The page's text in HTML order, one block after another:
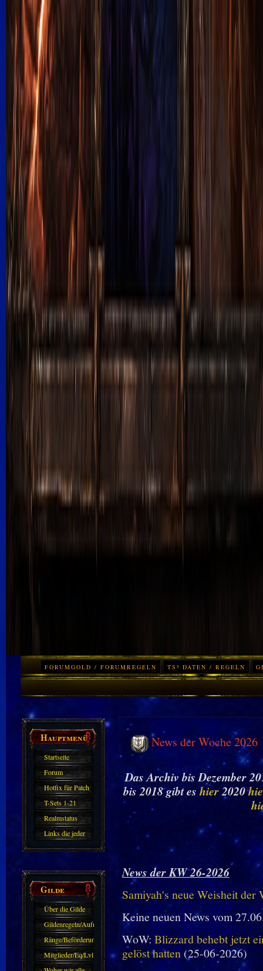
FORUMGOLD / FORUMREGELN TS³ DATEN / REGELN
Hauptmenü
Startseite
Forum
Hotfix für Patch
11.X
T-Sets 1-21
Realmstatus
Links die jeder
kennen sollte?!
Gilde
Über die Gilde
(DAW)
Gildenregeln/Aufnahme
Ränge/Beförderungen
Mitglieder/Eq/Lvl
News der Woche 2026
Das Archiv bis Dezember
bis 2018 gibt es hier2020
News der KW 26-2026
Samiyah's neue Weisheit der
Keine neuen News vom
WoW: Blizzard behebt jetzt
gelöst hatten(25-06-2026)